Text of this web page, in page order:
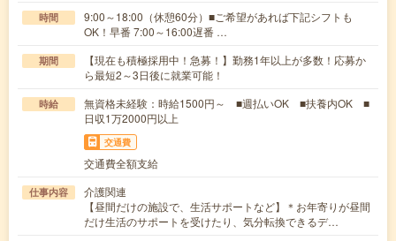
時間
9:00～18:00（休憩60分）■ご希望があれば下記シフトも
OK！早番 7:00～16:00遅番 …
期間
【現在も積極採用中！急募！】勤務1年以上が多数！応募か
ら最短2～3日後に就業可能！
時給
無資格未経験：時給1500円～ ■週払いOK ■扶養内OK ■
日収1万2000円以上
交通費
交通費全額支給
仕事内容
介護関連
【昼間だけの施設で、生活サポートなど】＊お年寄りが昼間
だけ生活のサポートを受けたり、気分転換できるデ…